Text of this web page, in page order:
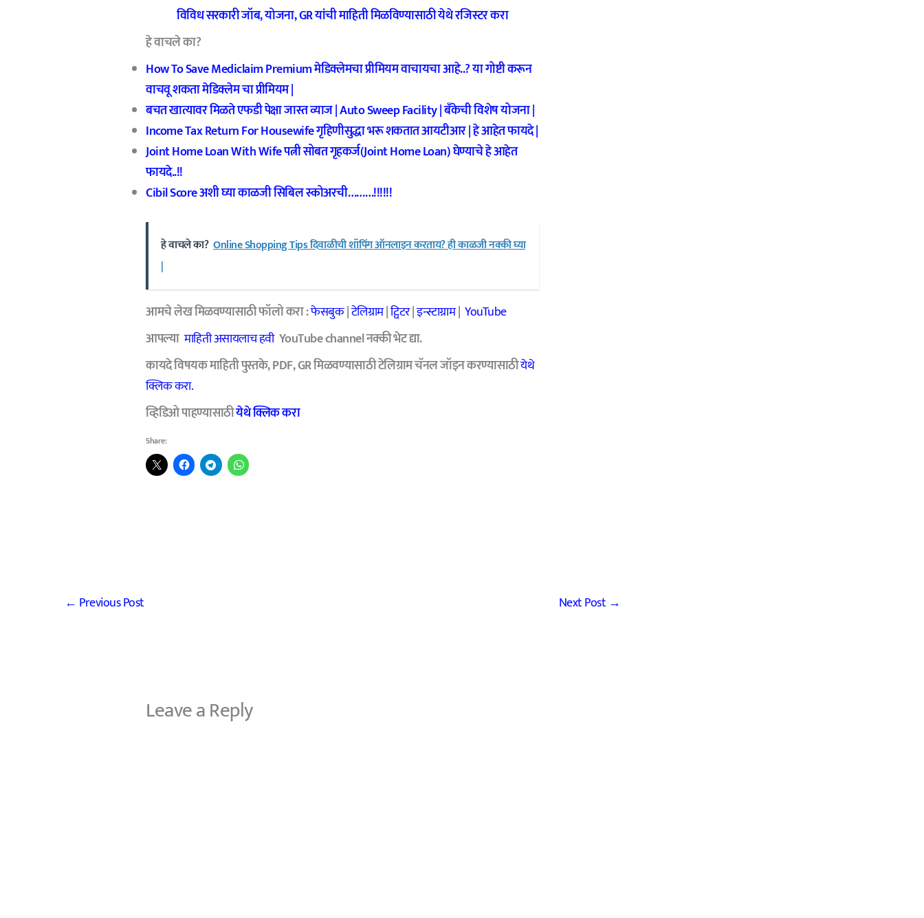
विविध सरकारी जॉब, योजना, GR यांची माहिती मिळविण्यासाठी येथे रजिस्टर करा
हे वाचले का?
How To Save Mediclaim Premium मेडिक्लेमचा प्रीमियम वाचायचा आहे..? या गोष्टी करून
वाचवू शकता मेडिक्लेम चा प्रीमियम |
बचत खात्यावर मिळते एफडी पेक्षा जास्त व्याज | Auto Sweep Facility | बॅंकेची विशेष योजना |
Income Tax Return For Housewife गृहिणीसुद्धा भरू शकतात आयटीआर | हे आहेत फायदे |
Joint Home Loan With Wife पत्नी सोबत गृहकर्ज(Joint Home Loan) घेण्याचे हे आहेत
फायदे..!!
Cibil Score अशी घ्या काळजी सिबिल स्कोअरची………!!!!!!
हे वाचले का? Online Shopping Tips दिवाळीची शॉपिंग ऑनलाइन करताय? ही काळजी नक्की घ्या
|
आमचेलेख मिळवण्यासाठी फॉलो करा :फेसबुक|टेलिग्राम|ट्विटर|इन्स्टाग्राम|YouTube
आपल्या माहिती असायलाच हवी YouTube channelनक्की भेट द्या.
कायदे विषयक माहिती पुस्तके, PDF, GR मिळवण्यासाठी टेलिग्राम चॅनल जॉइन करण्यासाठीयेथे
क्लिक करा.
व्हिडिओ पाहण्यासाठीयेथे क्लिक करा
Share:
← Previous Post Next Post →
Leave a Reply